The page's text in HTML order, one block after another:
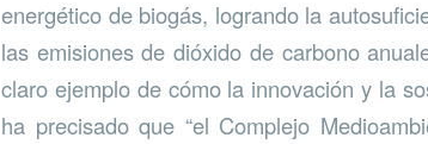
energético de biogás, logrando la
las emisiones de dióxido de carbono
claro ejemplo de cómo la innovación y la
ha precisado que “el Complejo